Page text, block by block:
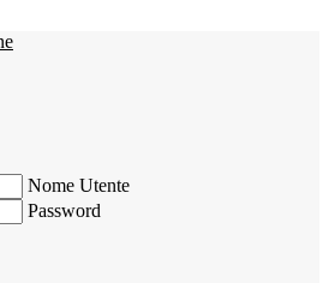
Nome Utente
Password